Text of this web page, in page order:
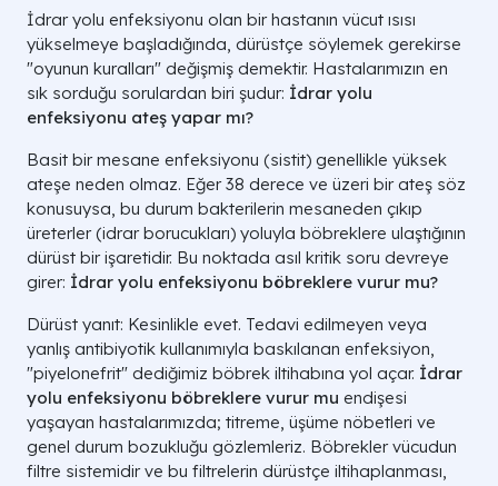
İdrar yolu enfeksiyonu olan bir hastanın vücut ısısı
yükselmeye başladığında, dürüstçe söylemek gerekirse
"oyunun kuralları" değişmiş demektir. Hastalarımızın en
sık sorduğu sorulardan biri şudur: İdrar yolu
enfeksiyonu ateş yapar mı?
Basit bir mesane enfeksiyonu (sistit) genellikle yüksek
ateşe neden olmaz. Eğer 38 derece ve üzeri bir ateş söz
konusuysa, bu durum bakterilerin mesaneden çıkıp
üreterler (idrar borucukları) yoluyla böbreklere ulaştığının
dürüst bir işaretidir. Bu noktada asıl kritik soru devreye
girer: İdrar yolu enfeksiyonu böbreklere vurur mu?
Dürüst yanıt: Kesinlikle evet. Tedavi edilmeyen veya
yanlış antibiyotik kullanımıyla baskılanan enfeksiyon,
"piyelonefrit" dediğimiz böbrek iltihabına yol açar. İdrar
yolu enfeksiyonu böbreklere vurur mu endişesi
yaşayan hastalarımızda; titreme, üşüme nöbetleri ve
genel durum bozukluğu gözlemleriz. Böbrekler vücudun
filtre sistemidir ve bu filtrelerin dürüstçe iltihaplanması,